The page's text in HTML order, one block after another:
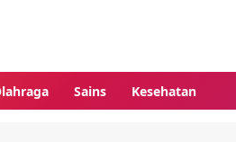
Sains Kesehatan